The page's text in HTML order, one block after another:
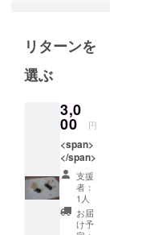
桃井香子と
彦と共に運
赤穂の伝統
工芸 雲火
焼と赤穂段
通を中心に
水琴窟や
様々な美術
品を展示し
リターンを
選ぶ
3,0
00 円
<span>
</span>
支援
者：
1人
お届
け予